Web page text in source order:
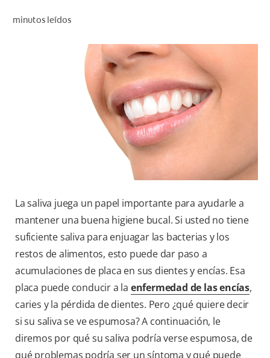
PROMOCIONES
minutos leídos
La saliva juega un papel importante para ayudarle a
mantener una buena higiene bucal. Si usted no tiene
suficiente saliva para enjuagar las bacterias y los
restos de alimentos, esto puede dar paso a
acumulaciones de placa en sus dientes y encías. Esa
placa puede conducir a la enfermedad de las encías,
caries y la pérdida de dientes. Pero ¿qué quiere decir
si su saliva se ve espumosa? A continuación, le
diremos por qué su saliva podría verse espumosa, de
qué problemas podría ser un síntoma y qué puede